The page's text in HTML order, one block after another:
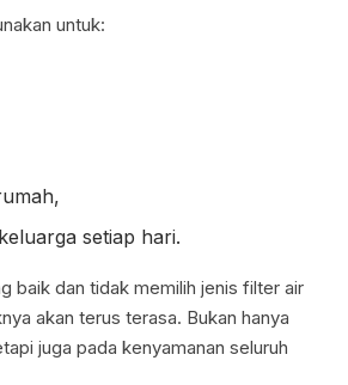
untuk:
setiap hari.
baik dan tidak memilih jenis filter air
akan terus terasa. Bukan hanya
juga pada kenyamanan seluruh